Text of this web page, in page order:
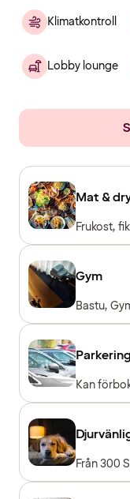
Klimatkontroll
Lobby lounge
Mat &
Frukost,
Gym
Bastu,
Parkering
Kan
Från 300